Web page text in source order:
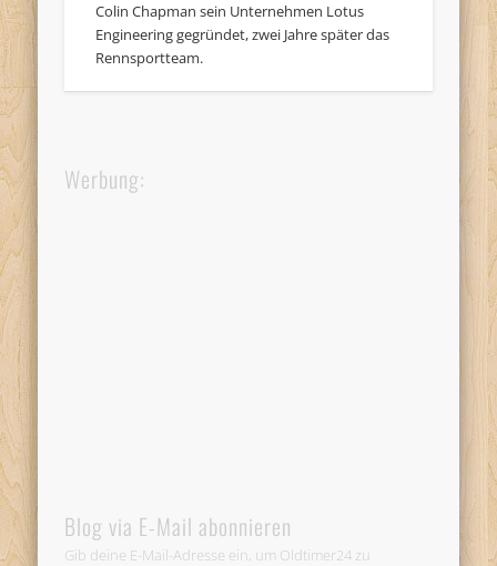
Colin Chapman sein Unternehmen Lotus
Engineering gegründet, zwei Jahre später das
Rennsportteam.
Werbung:
Blog via E-Mail abonnieren
Gib deine E-Mail-Adresse ein, um Oldtimer24 zu